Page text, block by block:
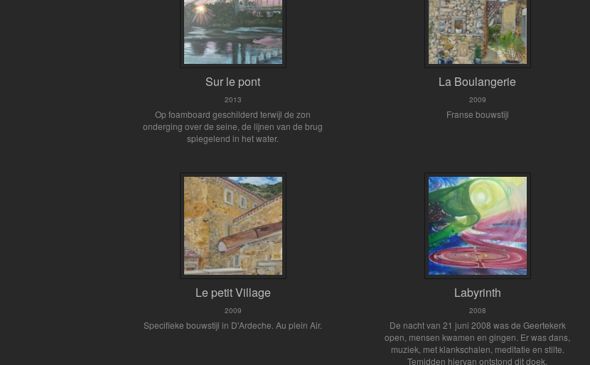
Sur le pont
2013
Op foamboard geschilderd terwijl de zon
onderging over de seine, de lijnen van de brug
spiegelend in het water.
La Boulangerie
2009
Franse bouwstijl
Le petit Village
2009
Specifieke bouwstijl in D'Ardeche. Au plein Air.
Labyrinth
2008
De nacht van 21 juni 2008 was de Geertekerk
open, mensen kwamen en gingen. Er was dans,
muziek, met klankschalen, meditatie en stilte.
Temidden hiervan ontstond dit doek.